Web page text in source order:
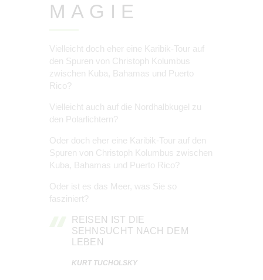
MAGIE
Vielleicht doch eher eine Karibik-Tour auf
den Spuren von Christoph Kolumbus
zwischen Kuba, Bahamas und Puerto
Rico?
Vielleicht auch auf die Nordhalbkugel zu
den Polarlichtern?
Oder doch eher eine Karibik-Tour auf den
Spuren von Christoph Kolumbus zwischen
Kuba, Bahamas und Puerto Rico?
Oder ist es das Meer, was Sie so
fasziniert?
REISEN IST DIE
SEHNSUCHT NACH DEM
LEBEN
KURT TUCHOLSKY